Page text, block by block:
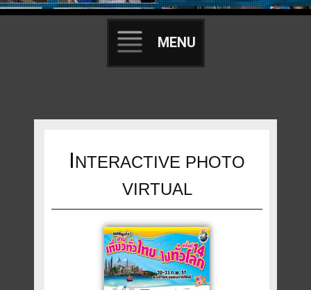
MENU
content
INTERACTIVE PHOTO
VIRTUAL